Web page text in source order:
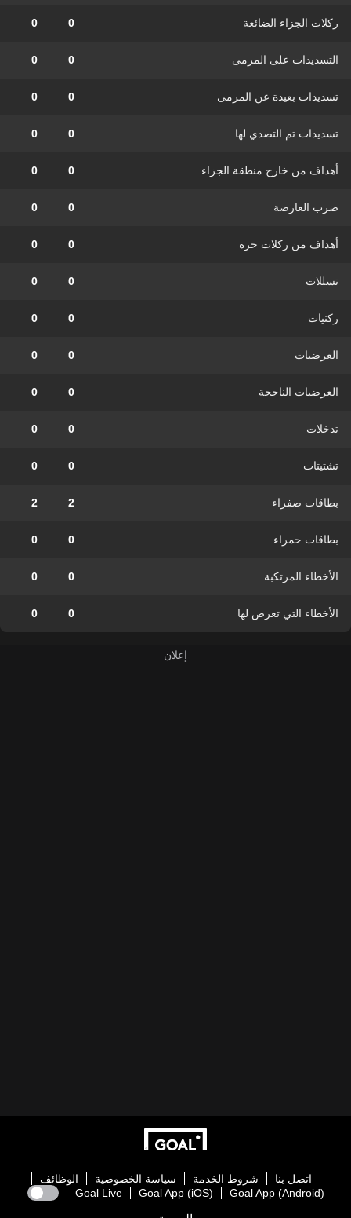
ركلات الجزاء الضائعة 0
0
التسديدات على المرمى 0
0
تسديدات بعيدة عن المرمى 0
0
تسديدات تم التصدي لها 0
0
أهداف من خارج منطقة الجزاء 0
0
ضرب العارضة 0
0
أهداف من ركلات حرة 0
0
تسللات 0
0
ركنيات 0
0
العرضيات 0
0
العرضيات الناجحة 0
0
تدخلات 0
0
تشتيتات 0
0
بطاقات صفراء 2
2
بطاقات حمراء 0
0
الأخطاء المرتكبة 0
0
الأخطاء التي تعرض لها 0
0
اتصل بنا شروط الخدمة سياسة الخصوصية
الوظائف
Goal App (Android)
Goal App (iOS)
Goal Live